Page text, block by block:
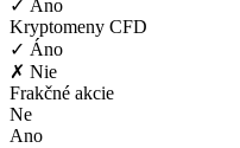
✓ Áno
Kryptomeny CFD
✓ Áno
✗ Nie
Frakčné akcie
Ne
Ano